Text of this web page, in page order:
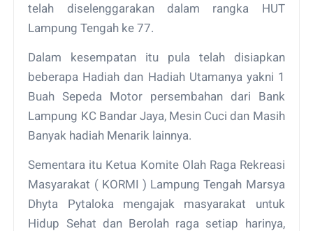
telah diselenggarakan dalam rangka HUT
Lampung Tengah ke 77.
Dalam kesempatan itu pula telah disiapkan
beberapa Hadiah dan Hadiah Utamanya yakni 1
Buah Sepeda Motor persembahan dari Bank
Lampung KC Bandar Jaya, Mesin Cuci dan Masih
Banyak hadiah Menarik lainnya.
Sementara itu Ketua Komite Olah Raga Rekreasi
Masyarakat ( KORMI ) Lampung Tengah Marsya
Dhyta Pytaloka mengajak masyarakat untuk
Hidup Sehat dan Berolah raga setiap harinya,